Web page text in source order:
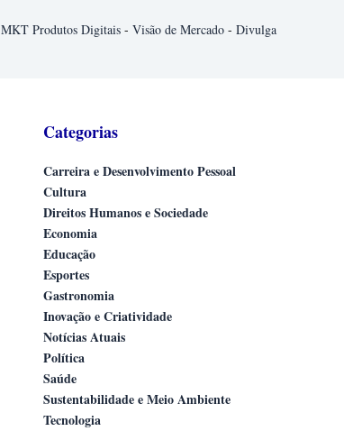
MKT Produtos Digitais- Visão de Mercado- Divulga
Categorias
Carreira e Desenvolvimento Pessoal
Cultura
Direitos Humanos e Sociedade
Economia
Educação
Esportes
Gastronomia
Inovação e Criatividade
Notícias Atuais
Política
Saúde
Sustentabilidade e Meio Ambiente
Tecnologia